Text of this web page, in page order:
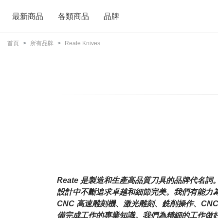
最新商品 各類商品 品牌
首頁 所有品牌 Reate Knives
Reate 是製造和生產高品質刀具的品牌代名
設計中不斷追求卓越和細節完美。 我們有能力
CNC 高速雕刻機、激光雕刻、銑削操作、
備完成工作的專業知識。 我們為精細的工作做